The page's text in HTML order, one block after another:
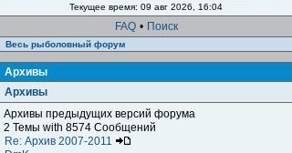
Текущее время: 09 авг 2026, 16:04
FAQ • Поиск
Весь рыболовный форум
Архивы
Архивы
Архивы предыдущих версий форума
2 Темы with 8574 Сообщений
Re: Архив 2007-2011